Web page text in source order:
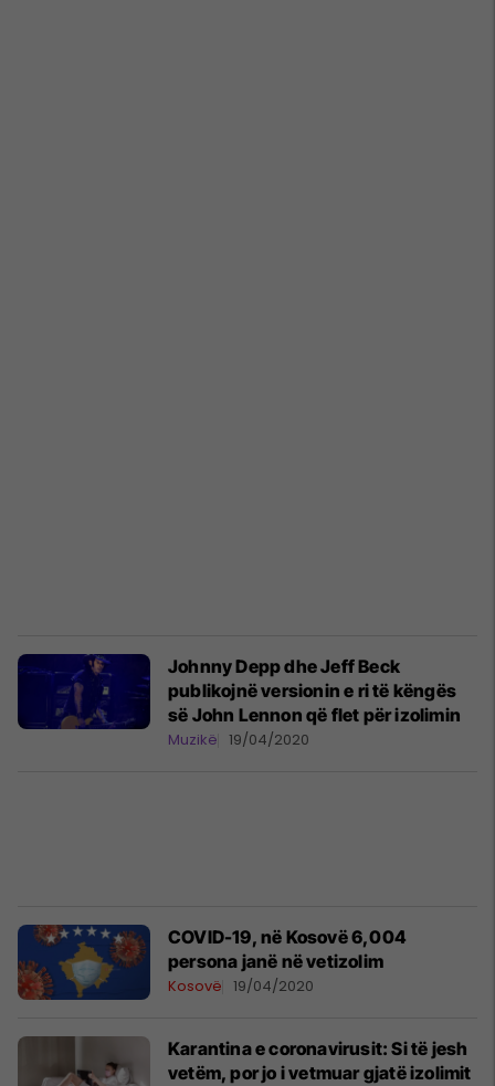
Johnny Depp dhe Jeff Beck
publikojnë versionin e ri të këngës
së John Lennon që flet për izolimin
Muzikë 19/04/2020
COVID-19, në Kosovë ​6,004
persona janë në vetizolim
Kosovë 19/04/2020
Karantina e coronavirusit: Si të jesh
vetëm, por jo i vetmuar gjatë izolimit